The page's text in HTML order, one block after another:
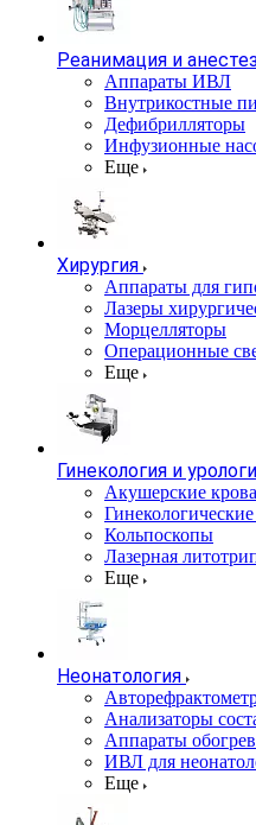
Реанимация и
Аппараты ИВЛ
Внутрикостные
Дефибрилляторы
Инфузионные
Еще
Хирургия
Аппараты для
Лазеры
Морцелляторы
Операционные
Еще
Гинекология и
Акушерские
Кольпоскопы
Лазерная
Еще
Неонатология
Анализаторы
Аппараты
ИВЛ для
Еще